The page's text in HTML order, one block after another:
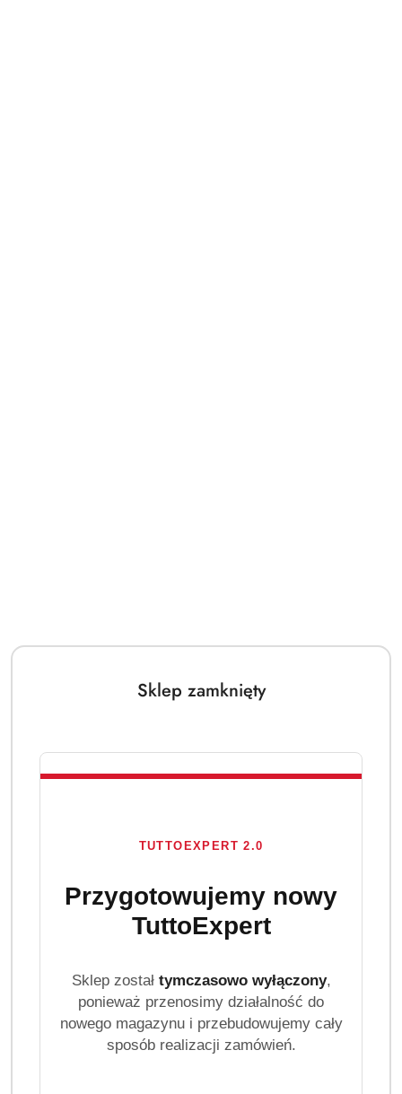
Sklep zamknięty
TUTTOEXPERT 2.0
Przygotowujemy nowy
TuttoExpert
Sklep został tymczasowo wyłączony,
ponieważ przenosimy działalność do
nowego magazynu i przebudowujemy cały
sposób realizacji zamówień.